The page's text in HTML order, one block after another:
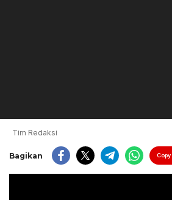
Tim Redaksi
Bagikan Copy